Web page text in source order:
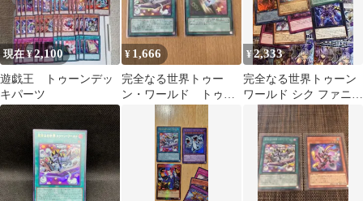
現在 ¥2,100
遊戯王 トゥーンデッ
キパーツ
¥ 1,666
完全なる世界トゥー
ン・ワールド トゥー
ンのしおり セット
¥2,333
完全なる世界トゥーン
ワールド シク ファニー
ダークラビット ウルト
ラ ヤマ